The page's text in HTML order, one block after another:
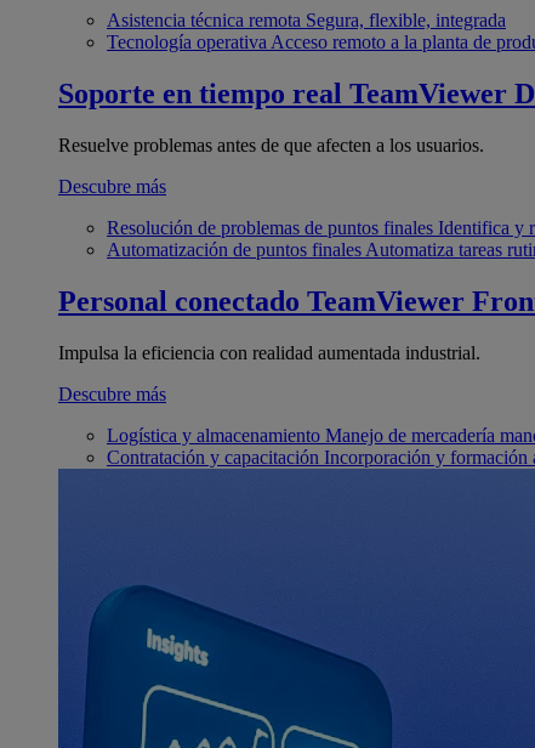
Asistencia técnica remota Segura, flexible, integrada
Tecnología operativa Acceso remoto a la planta de
Soporte en tiempo real TeamViewer
Resuelve problemas antes de que afecten a los usuarios.
Descubre más
Resolución de problemas de puntos finales Identifica y
Automatización de puntos finales Automatiza tareas
Personal conectado TeamViewer
Impulsa la eficiencia con realidad aumentada industrial.
Descubre más
Logística y almacenamiento Manejo de mercadería
Contratación y capacitación Incorporación y formación